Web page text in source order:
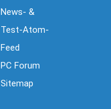
News- &
Test-Atom-
Feed
PC Forum
Sitemap